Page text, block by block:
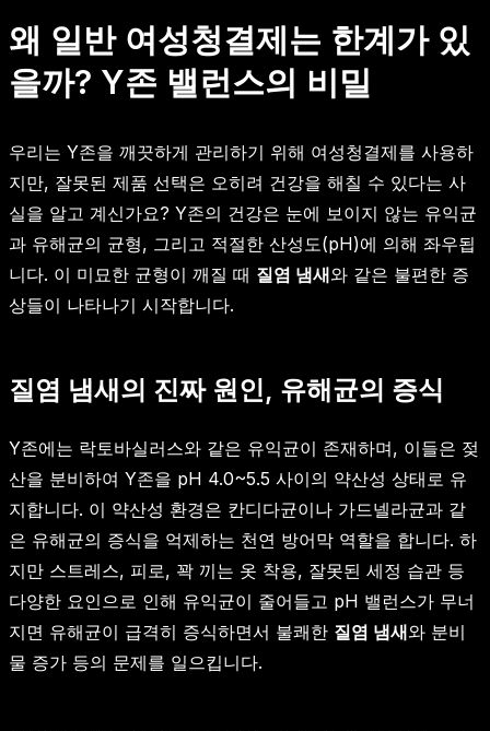
왜 일반 여성청결제는 한계가 있
을까? Y존 밸런스의 비밀
우리는 Y존을 깨끗하게 관리하기 위해 여성청결제를 사용하
지만, 잘못된 제품 선택은 오히려 건강을 해칠 수 있다는 사
실을 알고 계신가요? Y존의 건강은 눈에 보이지 않는 유익균
과 유해균의 균형, 그리고 적절한 산성도(pH)에 의해 좌우됩
니다. 이 미묘한 균형이 깨질 때 질염 냄새와 같은 불편한 증
상들이 나타나기 시작합니다.
질염 냄새의 진짜 원인, 유해균의 증식
Y존에는 락토바실러스와 같은 유익균이 존재하며, 이들은 젖
산을 분비하여 Y존을 pH 4.0~5.5 사이의 약산성 상태로 유
지합니다. 이 약산성 환경은 칸디다균이나 가드넬라균과 같
은 유해균의 증식을 억제하는 천연 방어막 역할을 합니다. 하
지만 스트레스, 피로, 꽉 끼는 옷 착용, 잘못된 세정 습관 등
다양한 요인으로 인해 유익균이 줄어들고 pH 밸런스가 무너
지면 유해균이 급격히 증식하면서 불쾌한 질염 냄새와 분비
물 증가 등의 문제를 일으킵니다.